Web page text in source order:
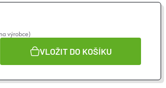
výrobce)
VLOŽIT DO KOŠÍKU